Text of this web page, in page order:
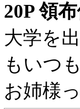
20P 領
大学を
もいつ
お姉様